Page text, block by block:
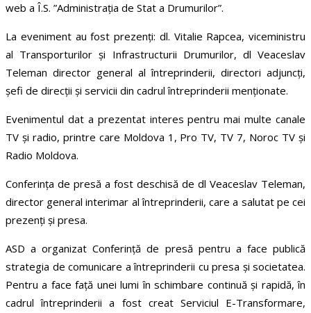
web a Î.S. ”Administrația de Stat a Drumurilor”.
La eveniment au fost prezenți: dl. Vitalie Rapcea, viceministru
al Transporturilor și Infrastructurii Drumurilor, dl Veaceslav
Teleman director general al întreprinderii, directori adjuncți,
șefi de direcții și servicii din cadrul întreprinderii menționate.
Evenimentul dat a prezentat interes pentru mai multe canale
TV și radio, printre care Moldova 1, Pro TV, TV 7, Noroc TV și
Radio Moldova.
Conferința de presă a fost deschisă de dl Veaceslav Teleman,
director general interimar al întreprinderii, care a salutat pe cei
prezenți și presa.
ASD a organizat Conferință de presă pentru a face publică
strategia de comunicare a întreprinderii cu presa și societatea.
Pentru a face față unei lumi în schimbare continuă și rapidă, în
cadrul întreprinderii a fost creat Serviciul E-Transformare,